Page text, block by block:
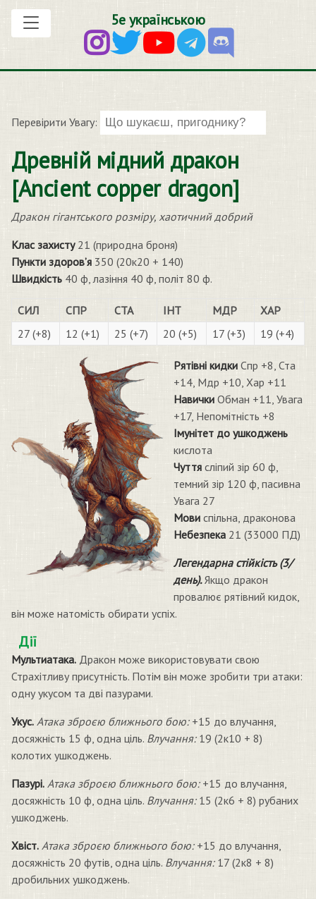
5е українською
Перевірити Увагу:
Древній мідний дракон
[Ancient copper dragon]
Дракон гігантського розміру, хаотичний добрий
Клас захисту21 (природна броня)
Пункти здоров’я 350 (20к20 + 140)
Швидкість 40 ф, лазіння 40 ф, політ 80 ф.
СИЛ СПР СТА ІНТ МДР
ХАР
27 (+8)
12 (+1) 25 (+7) 20 (+5) 17 (+3) 19 (+4)
Рятівні кидки Спр +8, Ста
+14, Мдр +10, Хар +11
Навички Обман +11, Увага
+17, Непомітність +8
Імунітет до ушкоджень
кислота
Чуття сліпий зір 60 ф,
темний зір 120 ф, пасивна
Увага 27
Мови спільна, драконова
Небезпека 21 (33000 ПД)
Легендарна стійкість (3/
день).Якщо дракон
провалює рятівний кидок,
він може натомість обирати успіх.
Дії
Мультиатака. Дракон може використовувати свою
Страхітливу присутність. Потім він може зробити три атаки:
одну укусом та дві пазурами.
Укус. Атака зброєю ближнього бою:+15 до влучання,
досяжність 15 ф, одна ціль. Влучання:19 (2к10 + 8)
колотих ушкоджень.
Пазурі. Атака зброєю ближнього бою:+15 до влучання,
досяжність 10 ф, одна ціль. Влучання:15 (2к6 + 8) рубаних
ушкоджень.
Хвіст. Атака зброєю ближнього бою:+15 до влучання,
досяжність 20 футів, одна ціль. Влучання:17 (2к8 + 8)
дробильних ушкоджень.